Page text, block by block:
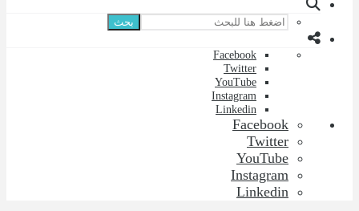
بحث
Facebook
Twitter
YouTube
Instagram
Linkedin
Facebook
Twitter
YouTube
Instagram
Linkedin